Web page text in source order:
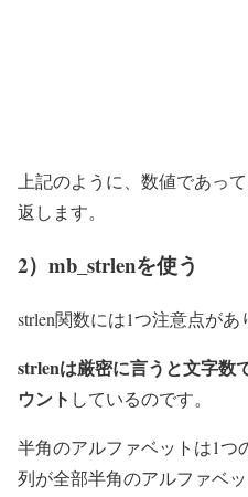
上記のように、数値であっ
返します。
2）mb_strlenを使う
strlen関数には1つ注意点があ
strlenは厳密に言うと文字数
ウント しているのです。
半角のアルファベットは1つ
列が全部半角のアルファベ